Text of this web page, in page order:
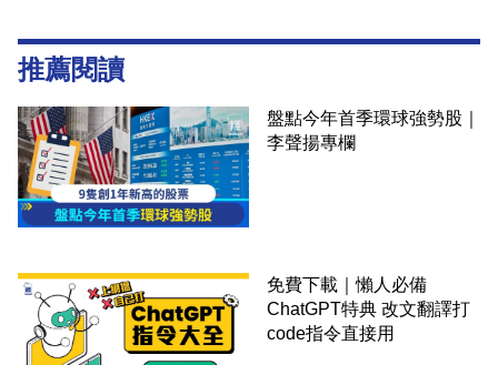
推薦閱讀
盤點今年首季環球強勢股｜
李聲揚專欄
免費下載｜懶人必備
ChatGPT特典 改文翻譯打
code指令直接用